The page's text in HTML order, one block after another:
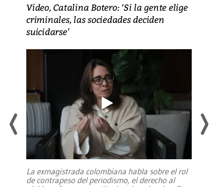
Video, Catalina Botero: ‘Si la gente elige
criminales, las sociedades deciden
suicidarse’
La exmagistrada colombiana habla sobre el rol
de contrapeso del periodismo, el derecho al